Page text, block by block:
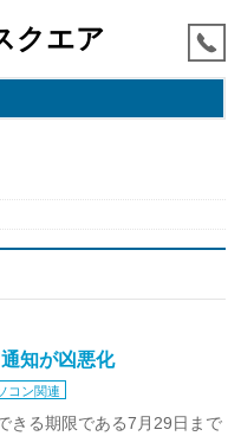
クエア
知が凶悪化
コン関連
きる期限である7月29日まで